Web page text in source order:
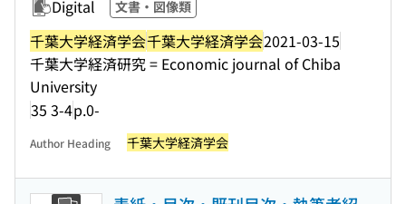
Digital 文書・図像類
千葉大学経済学会千葉大学経済学会2021-03-15
千葉大学経済研究 = Economic journal of Chiba
University
35 3-4p.0-
Author Heading 千葉大学経済学会